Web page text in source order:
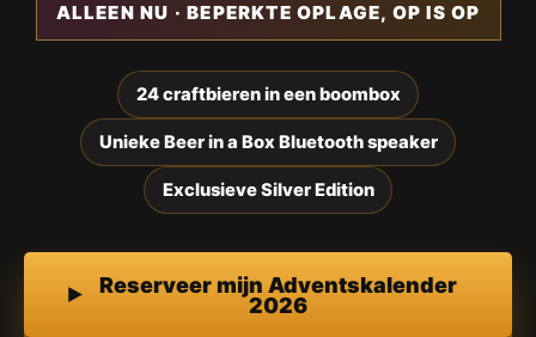
ALLEEN NU · BEPERKTE OPLAGE, OP IS OP
24 craftbieren in een boombox
Unieke Beer in a Box Bluetooth speaker
Exclusieve Silver Edition
Reserveer mijn Adventskalender
2026